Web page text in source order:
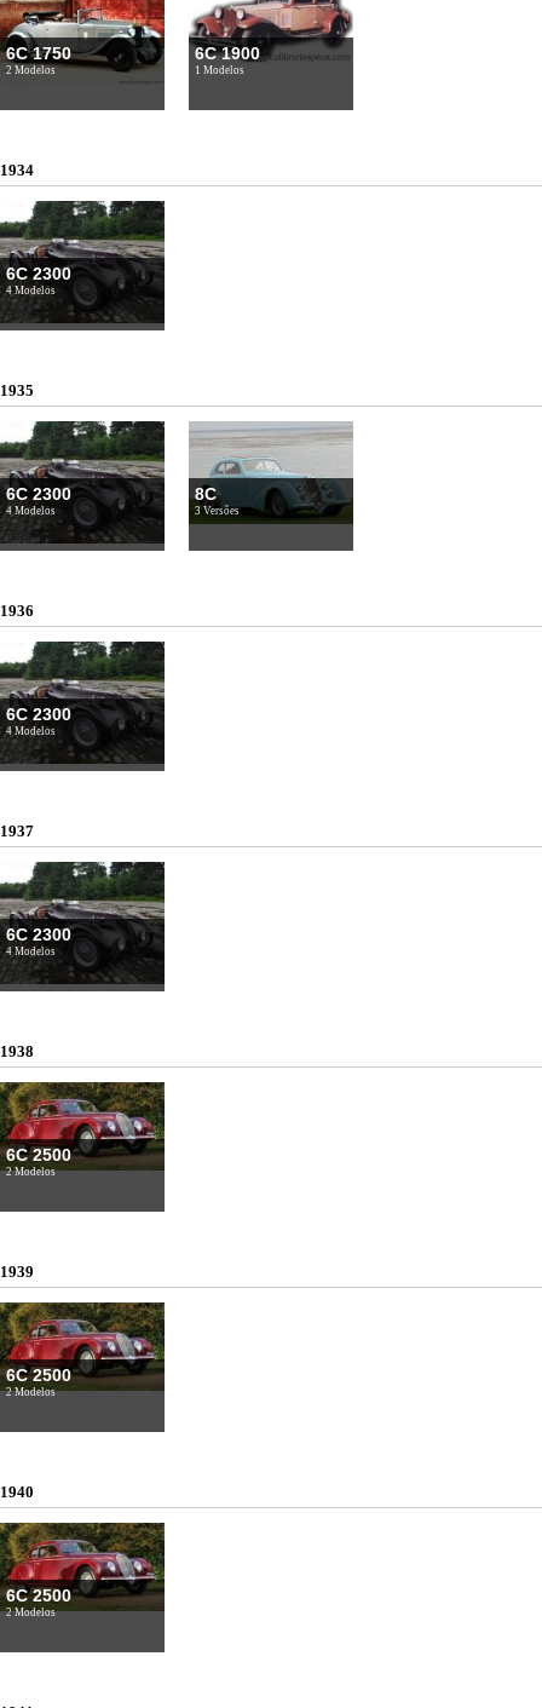
6C 1750
2 Modelos
6C 1900
1 Modelos
1934
6C 2300
4 Modelos
1935
6C 2300
4 Modelos
8C
3 Versões
1936
6C 2300
4 Modelos
1937
6C 2300
4 Modelos
1938
6C 2500
2 Modelos
1939
6C 2500
2 Modelos
1940
6C 2500
2 Modelos